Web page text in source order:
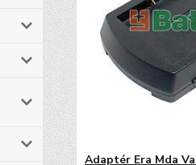
Adaptér Era Mda